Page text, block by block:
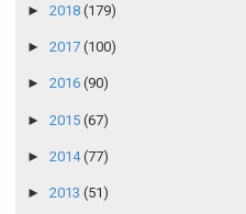
► 2018 (179)
► 2017 (100)
► 2016 (90)
► 2015 (67)
► 2014(77)
► 2013 (51)